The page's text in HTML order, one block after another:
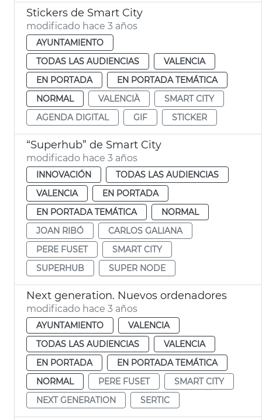
Stickers de Smart City
modificado hace 3 años
AYUNTAMIENTO
TODAS LAS AUDIENCIAS
VALENCIA
EN PORTADA
EN PORTADA TEMÁTICA
NORMAL
VALENCIÀ
SMART CITY
AGENDA DIGITAL
GIF STICKER
“Superhub” de Smart City
modificado hace 3 años
INNOVACIÓN
TODAS LAS AUDIENCIAS
VALENCIA
EN PORTADA
EN PORTADA TEMÁTICA
NORMAL
JOAN RIBÓ
CARLOS GALIANA
PERE FUSET
SMART CITY
SUPERHUB
SUPER NODE
Next generation. Nuevos ordenadores
modificado hace 3 años
AYUNTAMIENTO
VALENCIA
TODAS LAS AUDIENCIAS
VALENCIA
EN PORTADA
EN PORTADA TEMÁTICA
NORMAL
PERE FUSET
SMART CITY
NEXT GENERATION
SERTIC